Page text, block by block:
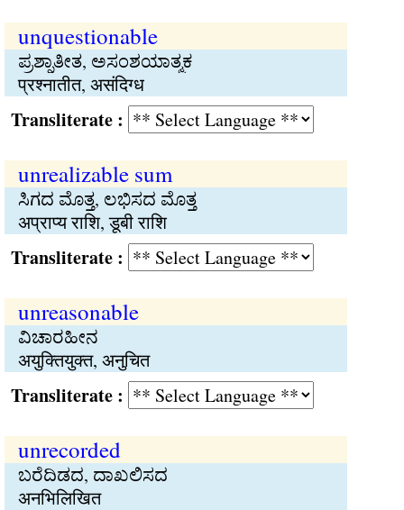
unquestionable
ಪ್ರಶ್ನಾತೀತ, ಅಸಂಶಯಾತ್ಮಕ
प्रश्नातीत, असंदिग्ध
:
unrealizable sum
ಸಿಗದ ಮೊತ್ತ, ಲಭಿಸದ ಮೊತ್ತ
अप्राप्य राशि, डूबी राशि
:
unreasonable
ವಿಚಾರಹೀನ
अयुक्तियुक्त, अनुचित
:
unrecorded
ಬರೆದಿಡದ, ದಾಖಲಿಸದ
अनभिलिखित